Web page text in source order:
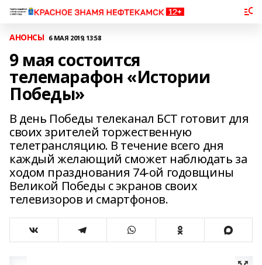
АНОНСЫ 6 МАЯ 2019, 13:58
9 мая состоится
телемарафон «Истории
Победы»
В день Победы телеканал БСТ готовит для
своих зрителей торжественную
телетрансляцию. В течение всего дня
каждый желающий сможет наблюдать за
ходом празднования 74-ой годовщины
Великой Победы с экранов своих
телевизоров и смартфонов.